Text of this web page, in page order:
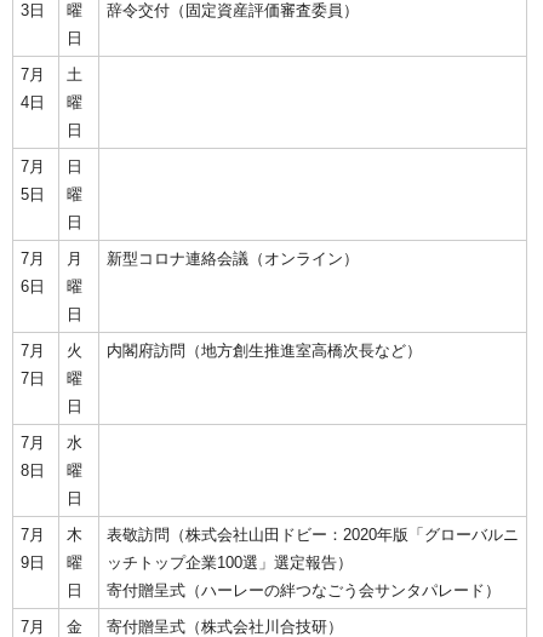
3日
曜
日
辞令交付（固定資産評価審査委員）
7月
4日
土
曜
日
7月
5日
日
曜
日
7月
6日
月
曜
日
新型コロナ連絡会議（オンライン）
7月
7日
火
曜
日
内閣府訪問（地方創生推進室高橋次長など）
7月
8日
水
曜
日
7月
9日
木
曜
日
表敬訪問（株式会社山田ドビー：2020年版「グローバルニ
ッチトップ企業100選」選定報告）
寄付贈呈式（ハーレーの絆つなごう会サンタパレード）
7月
金
寄付贈呈式（株式会社川合技研）